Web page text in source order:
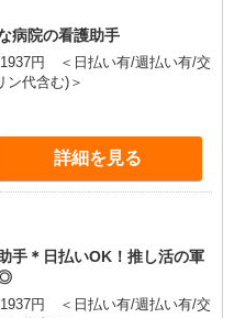
病院の看護助手
円 ＜日払い有/週払い有/交
ン代含む)＞
詳細を見る
手＊日払いOK！推し活の軍
円 ＜日払い有/週払い有/交